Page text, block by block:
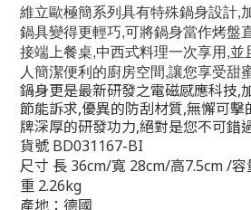
維立歐極簡系列具有特殊鍋身設計,
鍋具變得更輕巧,可將鍋身當作烤盤
接端上餐桌,中西式料理一次享用,
人簡潔便利的廚房空間,讓您享受甜
鍋身更是最新研發之電磁感應科技,
節能訴求,優異的防刮材質,無懈可擊
牌深厚的研發功力,絕對是您不可錯
貨號 BD031167-BI
尺寸 長 36cm/寬 28cm/高7.5cm /容
重 2.26kg
產地：德國